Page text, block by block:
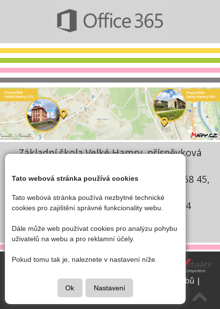
Základní škola Velké Hamry, příspěvková
Sídlo: Velké Hamry 541, Velké Hamry 468 45,
IČ: 727 43 557
IZO: 102047499, REDIZO: 600078264
Datová schránka: zyqvsp7
Vitalex Computers s.r.o.- Tvorba školních webů |
Prohlášení o přísupnosti
Tato webová stránka používá cookies
Tato webová stránka používá nezbytné technické
cookies pro zajištění správné funkcionality webu.
Dále může web používat cookies pro analýzu pohybu
uživatelů na webu a pro reklamní účely.
Pokud tomu tak je, naleznete v nastavení níže.
Ok Nastavení